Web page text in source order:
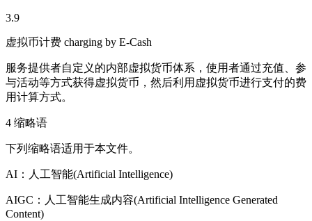
3.9
虚拟币计费 charging by E-Cash
服务提供者自定义的内部虚拟货币体系，使用者通过充值、参
与活动等方式获得虚拟货币，然后利用虚拟货币进行支付的费
用计算方式。
4 缩略语
下列缩略语适用于本文件。
AI：人工智能(Artificial Intelligence)
AIGC：人工智能生成内容(Artificial Intelligence Generated
Content)